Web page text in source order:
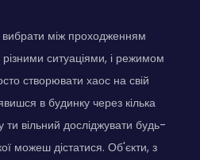
між проходженням
ситуаціями, і режимом
створювати хаос на свій
в будинку через кілька
вільний досліджувати будь-
можеш дістатися. Об'єкти, з